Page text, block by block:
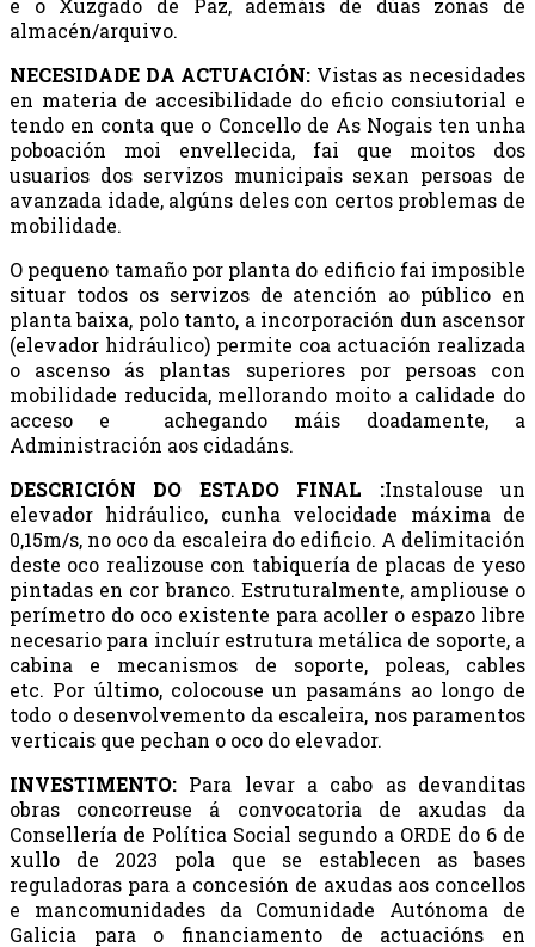
e o Xuzgado de Paz, ademáis de dúas zonas de
almacén/arquivo.
NECESIDADE DA ACTUACIÓN: Vistas as necesidades
en materia de accesibilidade do eficio consiutorial e
tendo en conta que o Concello de As Nogais ten unha
poboación moi envellecida, fai que moitos dos
usuarios dos servizos municipais sexan persoas de
avanzada idade, algúns deles con certos problemas de
mobilidade.
O pequeno tamaño por planta do edificio fai imposible
situar todos os servizos de atención ao público en
planta baixa, polo tanto, a incorporación dun ascensor
(elevador hidráulico) permite coa actuación realizada
o ascenso ás plantas superiores por persoas con
mobilidade reducida, mellorando moito a calidade do
acceso e achegando máis doadamente, a
Administración aos cidadáns.
DESCRICIÓN DO ESTADO FINAL :Instalouse un
elevador hidráulico, cunha velocidade máxima de
0,15m/s, no oco da escaleira do edificio. A delimitación
deste oco realizouse con tabiquería de placas de yeso
pintadas en cor branco. Estruturalmente, ampliouse o
perímetro do oco existente para acoller o espazo libre
necesario para incluír estrutura metálica de soporte, a
cabina e mecanismos de soporte, poleas, cables
etc. Por último, colocouse un pasamáns ao longo de
todo o desenvolvemento da escaleira, nos paramentos
verticais que pechan o oco do elevador.
INVESTIMENTO: Para levar a cabo as devanditas
obras concorreuse á convocatoria de axudas da
Consellería de Política Social segundo a ORDE do 6 de
xullo de 2023 pola que se establecen as bases
reguladoras para a concesión de axudas aos concellos
e mancomunidades da Comunidade Autónoma de
Galicia para o financiamento de actuacións en